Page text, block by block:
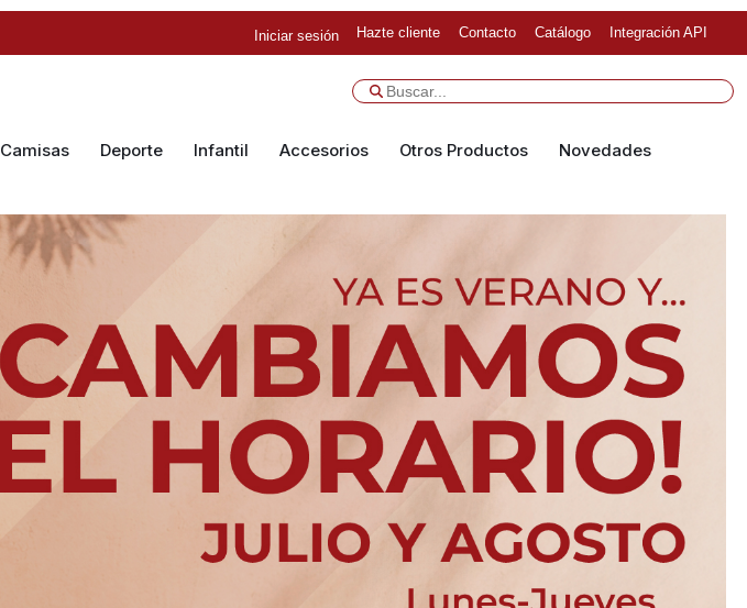
Iniciar sesión Hazte cliente Contacto Catálogo Integración API
Camisas Deporte Infantil Accesorios Otros Productos Novedades